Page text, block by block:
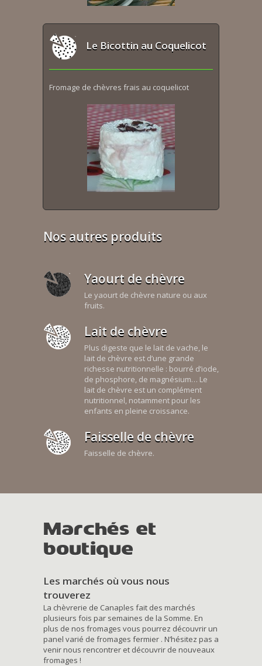
Le Bicottin au Coquelicot
Fromage de chèvres frais au coquelicot
Nos autres produits
Yaourt de chèvre
Le yaourt de chèvre nature ou aux
fruits.
Lait de chèvre
Plus digeste que le lait de vache, le
lait de chèvre est d’une grande
richesse nutritionnelle : bourré d’iode,
de phosphore, de magnésium… Le
lait de chèvre est un complément
nutritionnel, notamment pour les
enfants en pleine croissance.
Faisselle de chèvre
Faisselle de chèvre.
Marchés et
boutique
Les marchés où vous nous
trouverez
La chèvrerie de Canaples fait des marchés
plusieurs fois par semaines de la Somme. En
plus de nos fromages vous pourrez découvrir un
panel varié de fromages fermier . N’hésitez pas a
venir nous rencontrer et découvrir de nouveaux
fromages !